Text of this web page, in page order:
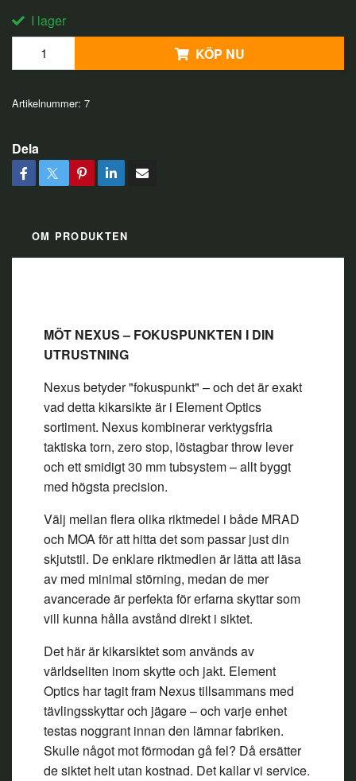
I lager
KÖP NU
Artikelnummer: 7
Dela
OM PRODUKTEN
MÖT NEXUS – FOKUSPUNKTEN I DIN
UTRUSTNING
Nexus betyder "fokuspunkt" – och det är exakt
vad detta kikarsikte är i Element Optics
sortiment. Nexus kombinerar verktygsfria
taktiska torn, zero stop, löstagbar throw lever
och ett smidigt 30 mm tubsystem – allt byggt
med högsta precision.
Välj mellan flera olika riktmedel i både MRAD
och MOA för att hitta det som passar just din
skjutstil. De enklare riktmedlen är lätta att läsa
av med minimal störning, medan de mer
avancerade är perfekta för erfarna skyttar som
vill kunna hålla avstånd direkt i siktet.
Det här är kikarsiktet som används av
världseliten inom skytte och jakt. Element
Optics har tagit fram Nexus tillsammans med
tävlingsskyttar och jägare – och varje enhet
testas noggrant innan den lämnar fabriken.
Skulle något mot förmodan gå fel? Då ersätter
de siktet helt utan kostnad. Det kallar vi service.